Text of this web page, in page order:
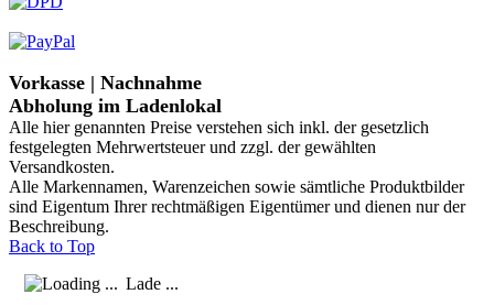
Vorkasse | Nachnahme
Abholung im Ladenlokal
Alle hier genannten Preise verstehen sich inkl. der gesetzlich
festgelegten Mehrwertsteuer und zzgl. der gewählten
Versandkosten.
Alle Markennamen, Warenzeichen sowie sämtliche Produktbilder
sind Eigentum Ihrer rechtmäßigen Eigentümer und dienen nur der
Beschreibung.
Back to Top
Lade ...